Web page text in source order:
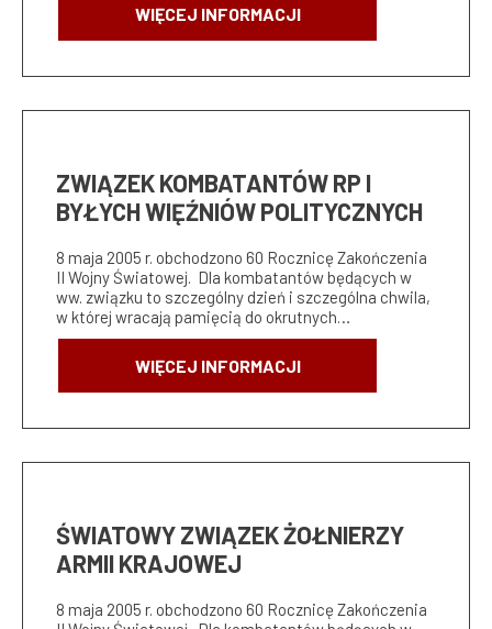
WIĘCEJ INFORMACJI
ZWIĄZEK KOMBATANTÓW RP I
BYŁYCH WIĘŹNIÓW POLITYCZNYCH
8 maja 2005 r. obchodzono 60 Rocznicę Zakończenia
II Wojny Światowej. Dla kombatantów będących w
ww. związku to szczególny dzień i szczególna chwila,
w której wracają pamięcią do okrutnych…
WIĘCEJ INFORMACJI
ŚWIATOWY ZWIĄZEK ŻOŁNIERZY
ARMII KRAJOWEJ
8 maja 2005 r. obchodzono 60 Rocznicę Zakończenia